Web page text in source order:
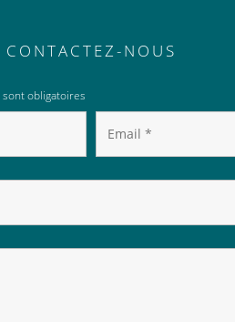
CONTACTEZ-NOUS
sont obligatoires